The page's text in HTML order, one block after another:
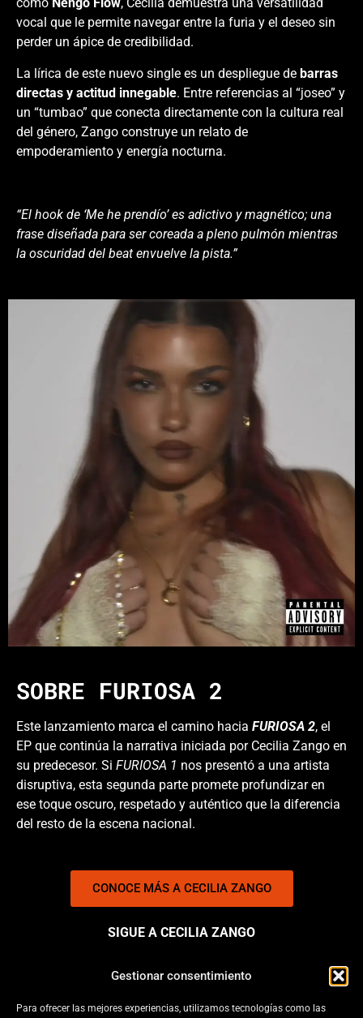
Gestionar consentimiento
Para ofrecer las mejores experiencias, utilizamos tecnologías como las
vocal que le permite navegar entre la furia y el deseo sin
perder un ápice de credibilidad.
La lírica de este nuevo single es un despliegue de barras
directas y actitud innegable. Entre referencias al “joseo” y
un “tumbao” que conecta directamente con la cultura real
del género, Zango construye un relato de
empoderamiento y energía nocturna.
“El hook de ‘Me he prendío’ es adictivo y magnético; una
frase diseñada para ser coreada a pleno pulmón mientras
la oscuridad del beat envuelve la pista.”
SOBRE FURIOSA 2
Este lanzamiento marca el camino hacia FURIOSA 2, el
EP que continúa la narrativa iniciada por Cecilia Zango en
su predecesor. Si FURIOSA 1 nos presentó a una artista
disruptiva, esta segunda parte promete profundizar en
ese toque oscuro, respetado y auténtico que la diferencia
del resto de la escena nacional.
CONOCE MÁS A CECILIA ZANGO
SIGUE A CECILIA ZANGO